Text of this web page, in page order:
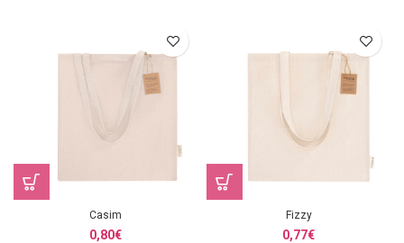
Casim
0,80€
Fizzy
0,77€